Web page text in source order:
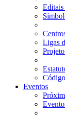
Editais
Ligas
Eventos